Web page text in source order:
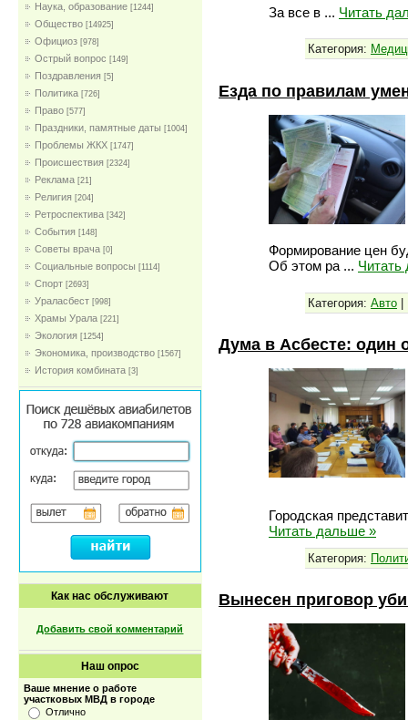
Наука, образование [1244]
Общество [14925]
Официоз [978]
Острый вопрос [149]
Поздравления [5]
Политика [726]
Право [577]
Праздники, памятные даты [1004]
Проблемы ЖКХ [1747]
Проиcшествия [2324]
Реклама [21]
Религия [204]
Ретроспектива [342]
События [148]
Советы врача [0]
Социальные вопросы [1114]
Спорт [2693]
Ураласбест [998]
Храмы Урала [221]
Экология [1254]
Экономика, производство [1567]
История комбината [3]
Как нас обслуживают
Добавить свой комментарий
Наш опрос
Ваше мнение о работе
участковых МВД в городе
Отлично
За все в ... Читать
Категория:
Езда по правилам
Формирование цен
Об этом ра ... Читать
Категория: Авто |
Дума в Асбесте: один
Городская
Читать дальше »
Категория:
Вынесен приговор